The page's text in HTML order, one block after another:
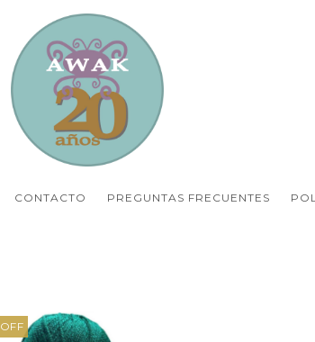
CONTACTO PREGUNTAS FRECUENTES
OFF